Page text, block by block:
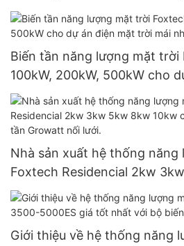
Biến tần năng lượng mặt trời
100kW, 200kW, 500kW cho
mái nhà thương mại
Nhà sản xuất hệ thống năng
Foxtech Residencial 2kw
cho nhà ở, tích hợp biến tần
Giới thiệu về hệ thống năng